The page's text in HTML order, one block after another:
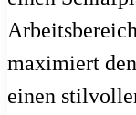
maximiert
einen